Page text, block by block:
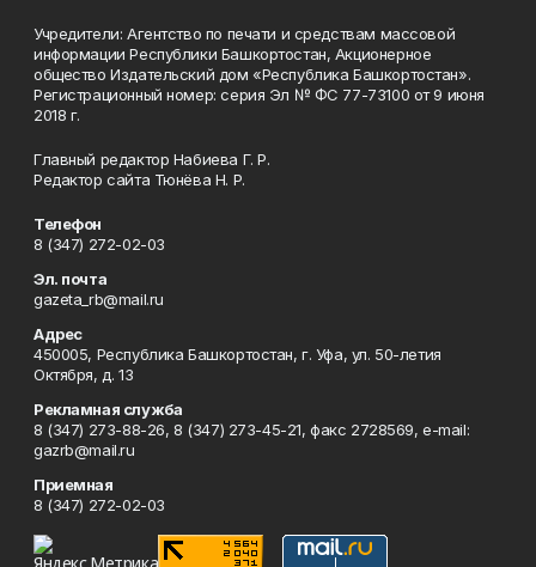
Учредители: Агентство по печати и средствам массовой
информации Республики Башкортостан, Акционерное
общество Издательский дом «Республика Башкортостан».
Регистрационный номер: серия Эл № ФС 77-73100 от 9 июня
2018 г.
Главный редактор Набиева Г. Р.
Редактор сайта Тюнёва Н. Р.
Телефон
8 (347) 272-02-03
Эл. почта
gazeta_rb@mail.ru
Адрес
450005, Республика Башкортостан, г. Уфа, ул. 50-летия
Октября, д. 13
Рекламная служба
8 (347) 273-88-26, 8 (347) 273-45-21, факс 2728569, e-mail:
gazrb@mail.ru
Приемная
8 (347) 272-02-03